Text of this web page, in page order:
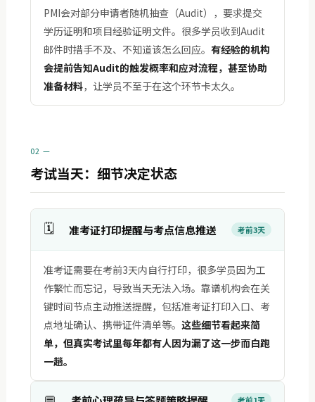
PMI会对部分申请者随机抽查（Audit），要求提交
学历证明和项目经验证明文件。很多学员收到Audit
邮件时措手不及、不知道该怎么回应。 有经验的机构
会提前告知Audit的触发概率和应对流程，甚至协助
准备材料，让学员不至于在这个环节卡太久。
02 —
考试当天：细节决定状态
🗓️ 准考证打印提醒与考点信息推送 考前3天
准考证需要在考前3天内自行打印，很多学员因为工
作繁忙而忘记，导致当天无法入场。靠谱机构会在关
键时间节点主动推送提醒，包括准考证打印入口、考
点地址确认、携带证件清单等。 这些细节看起来简
单，但真实考试里每年都有人因为漏了这一步而白跑
一趟。